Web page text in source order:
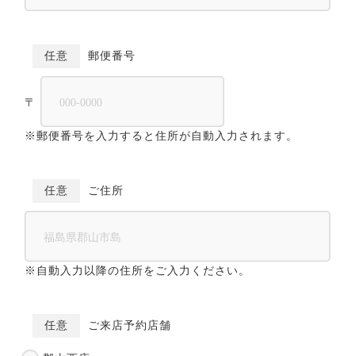
任意 郵便番号
〒
※郵便番号を入力すると住所が自動入力されます。
任意 ご住所
※自動入力以降の住所をご入力ください。
任意 ご来店予約店舗